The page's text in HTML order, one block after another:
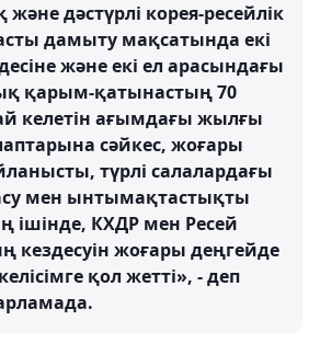
дәстүрлі корея-ресейлік
дамыту мақсатында екі
және екі ел арасындағы
қарым-қатынастың 70
келетін ағымдағы жылғы
сәйкес, жоғары
түрлі салалардағы
мен ынтымақтастықты
ішінде, КХДР мен Ресей
жоғары деңгейде
қол жетті», - деп